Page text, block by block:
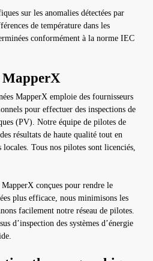
sur les anomalies détectées par
de température dans les
conformément à la norme IEC
MapperX
MapperX emploie des fournisseurs
pour effectuer des inspections de
(PV). Notre équipe de pilotes de
résultats de haute qualité tout en
Tous nos pilotes sont licenciés,
conçues pour rendre le
plus efficace, nous minimisons les
facilement notre réseau de pilotes.
d’inspection des systèmes d’énergie